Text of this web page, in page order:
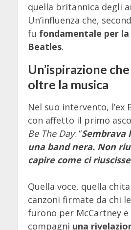
quella britannica degli
Un’influenza che,
fu fondamentale per
Beatles.
Un’ispirazione
oltre la musica
Nel suo intervento, l’ex
con affetto il primo
Be The Day: “Sembrava
una band nera. Non
capire come ci
Quella voce, quella
canzoni firmate da chi
furono per McCartney e
compagni una